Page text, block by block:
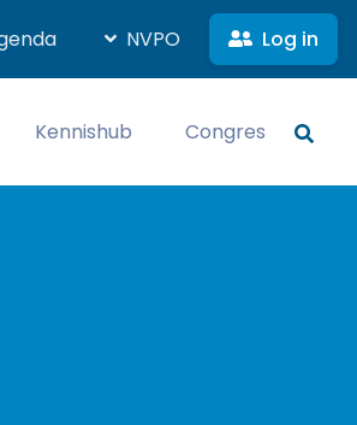
NVPO Log in
Kennishub Congres